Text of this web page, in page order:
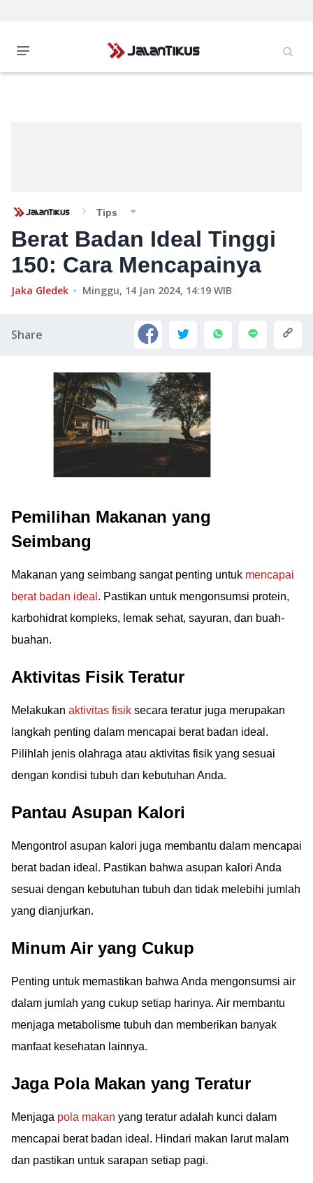
Tips
Berat Badan Ideal Tinggi
150: Cara Mencapainya
Jaka Gledek Minggu, 14 Jan 2024, 14:19 WIB
Share
Pemilihan Makanan yang
Seimbang
Makanan yang seimbang sangat penting untuk mencapai
berat badan ideal . Pastikan untuk mengonsumsi protein,
karbohidrat kompleks, lemak sehat, sayuran, dan buah-
buahan.
Aktivitas Fisik Teratur
Melakukan aktivitas fisik secara teratur juga merupakan
langkah penting dalam mencapai berat badan ideal.
Pilihlah jenis olahraga atau aktivitas fisik yang sesuai
dengan kondisi tubuh dan kebutuhan Anda.
Pantau Asupan Kalori
Mengontrol asupan kalori juga membantu dalam mencapai
berat badan ideal. Pastikan bahwa asupan kalori Anda
sesuai dengan kebutuhan tubuh dan tidak melebihi jumlah
yang dianjurkan.
Minum Air yang Cukup
Penting untuk memastikan bahwa Anda mengonsumsi air
dalam jumlah yang cukup setiap harinya. Air membantu
menjaga metabolisme tubuh dan memberikan banyak
manfaat kesehatan lainnya.
Jaga Pola Makan yang Teratur
Menjaga pola makan yang teratur adalah kunci dalam
mencapai berat badan ideal. Hindari makan larut malam
dan pastikan untuk sarapan setiap pagi.